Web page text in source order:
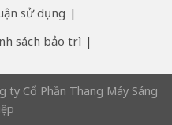
sử dụng
sách bảo trì
ty Cổ Phần Thang Máy Sáng